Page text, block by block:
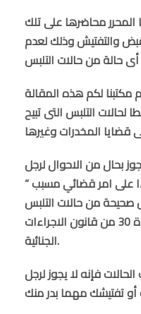
المحرر محاضرها على تلك
والتفتيش وذلك لعدم
مكتبنا لكم هذه المقالة
التلبس التى تبيح
بحال من الاحوال لرجل
على امر قضائي مسبب ”
صحيحة من حالات التلبس
المنصوص عليها حصرا بنص المادة 30 من قانون الاجراءات
الجنائية.
فإنه لا يجوز لرجل